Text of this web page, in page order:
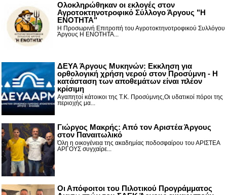
Ολοκληρώθηκαν οι εκλογές στον
Αγροτοκτηνοτροφικό Σύλλογο Άργους "Η
ΕΝΟΤΗΤΑ"
Η Προσωρινή Επιτροπή του Αγροτοκτηνοτροφικού Συλλόγου
Άργους Η ΕΝΟΤΗΤΑ...
ΔΕΥΑ Άργους Μυκηνών: Εκκληση για
ορθολογική χρήση νερού στον Προσύμνη - Η
κατάσταση των αποθεμάτων είναι πλέον
κρίσιμη
Αγαπητοί κάτοικοι της Τ.Κ. Προσύμνης,Οι υδατικοί πόροι της
περιοχής μα...
Γιώργος Μακρής: Από τον Αριστέα Άργους
στον Παναιτωλικό
Όλη η οικογένεια της ακαδημίας ποδοσφαίρου του ΑΡΙΣΤΕΑ
ΑΡΓΟΥΣ συγχαίρε...
Οι Απόφοιτοι του Πιλοτικού Προγράμματος